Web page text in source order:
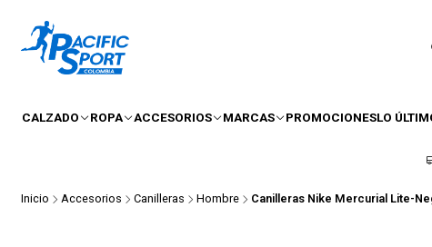
CALZADO ROPA ACCESORIOS MARCAS PROMOCIONESLO
Inicio Accesorios Canilleras Hombre Canilleras Nike Mercurial Lite-